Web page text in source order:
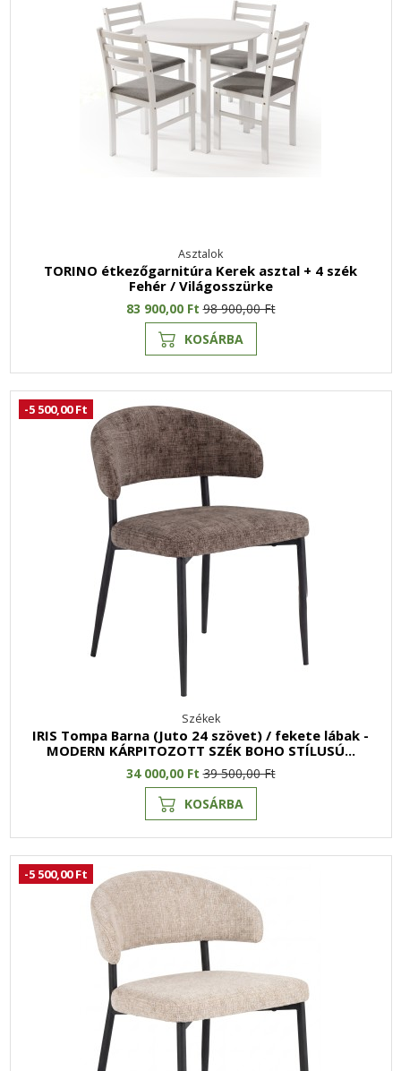
Asztalok
TORINO étkezőgarnitúra Kerek asztal + 4 szék
Fehér / Világosszürke
83 900,00 Ft98 900,00 Ft
KOSÁRBA
-5 500,00 Ft
Székek
IRIS Tompa Barna (Juto 24 szövet) / fekete lábak -
MODERN KÁRPITOZOTT SZÉK BOHO STÍLUSÚ...
34 000,00 Ft39 500,00 Ft
KOSÁRBA
-5 500,00 Ft